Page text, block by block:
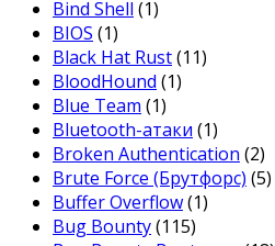
Bind Shell (1)
BIOS (1)
Black Hat Rust(11)
BloodHound (1)
Blue Team (1)
Bluetooth-атаки (1)
Broken Authentication (2)
Brute Force (Брутфорс) (5)
Buffer Overflow(1)
Bug Bounty(115)